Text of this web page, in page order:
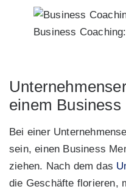
Business
einem Business
Bei einer
sein, einen Business
ziehen. Nach dem das
die Geschäfte florieren,